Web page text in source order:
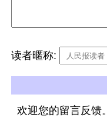
读者暱称:
欢迎您的留言反馈。